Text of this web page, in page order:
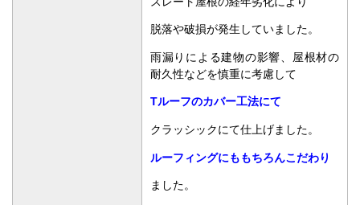
脱落や破損が発生していました。
雨漏りによる建物の影響、屋根材の
耐久性などを慎重に考慮して
Tルーフのカバー工法にて
クラッシックにて仕上げました。
ルーフィングにももちろんこだわり
ました。